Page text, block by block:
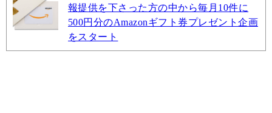
報提供を下さった方の中から毎月10件に
500円分のAmazonギフト券プレゼント企画
をスタート